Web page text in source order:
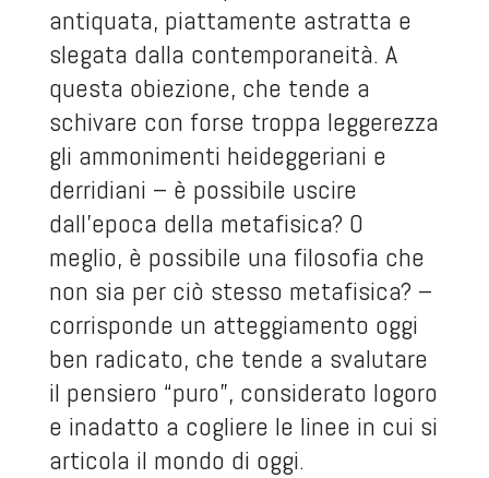
antiquata, piattamente astratta e
slegata dalla contemporaneità. A
questa obiezione, che tende a
schivare con forse troppa leggerezza
gli ammonimenti heideggeriani e
derridiani – è possibile uscire
dall’epoca della metafisica? O
meglio, è possibile una filosofia che
non sia per ciò stesso metafisica? –
corrisponde un atteggiamento oggi
ben radicato, che tende a svalutare
il pensiero “puro”, considerato logoro
e inadatto a cogliere le linee in cui si
articola il mondo di oggi.